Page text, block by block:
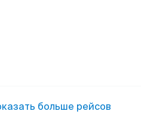
больше рейсов